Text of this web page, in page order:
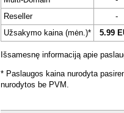
Reseller
-
Užsakymo kaina (mėn.)*
5.99
Išsamesnę informaciją apie
* Paslaugos kaina nurodyta
nurodytos be PVM.